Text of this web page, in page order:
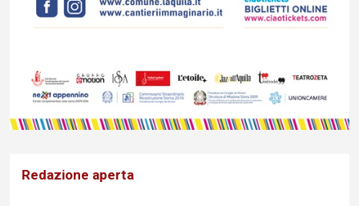
Redazione aperta